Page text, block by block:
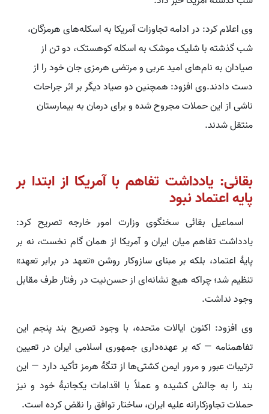
وی اعلام کرد: در ادامه تجاوزات آمریکا به اسکله‌های هرمزگان،
شب گذشته با شلیک موشک به اسکله کوهستک، دو تن از
صیادان به نام‌های امید عربی و مرتضی هرمزی جان خود را از
دست دادند.وی افزود: همچنین دو صیاد دیگر بر اثر جراحات
ناشی از این حملات مجروح شده و برای درمان به بیمارستان
منتقل شدند.
بقائی: یادداشت تفاهم با آمریکا از ابتدا بر
پایه اعتماد نبود
اسماعیل بقائی سخنگوی وزارت امور خارجه تصریح کرد:
یادداشت تفاهم میان ایران و آمریکا از همان گام نخست، نه بر
پایهٔ اعتماد، بلکه بر مبنای سازوکار روشن «تعهد در برابر تعهد»
تنظیم شد؛ چراکه هیچ نشانه‌ای از حسن‌نیت در رفتار طرف مقابل
وجود نداشت.
وی افزود: اکنون ایالات متحده، با وجود تصریح بند پنجم این
تفاهمنامه — که بر عهده‌داری جمهوری اسلامی ایران در تعیین
ترتیبات عبور و مرور ایمن کشتی‌ها از تنگهٔ هرمز تأکید دارد — این
بند را به چالش کشیده و عملاً با اقدامات یکجانبهٔ خود و نیز
حملات تجاوزکارانه علیه ایران، ساختار توافق را نقض کرده است.